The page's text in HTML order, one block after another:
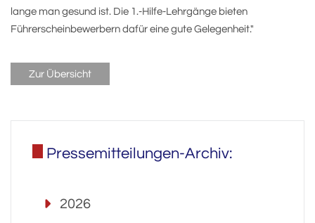
lange man gesund ist. Die 1.-Hilfe-Lehrgänge bieten
Führerscheinbewerbern dafür eine gute Gelegenheit."
Zur Übersicht
Pressemitteilungen-Archiv:
2026